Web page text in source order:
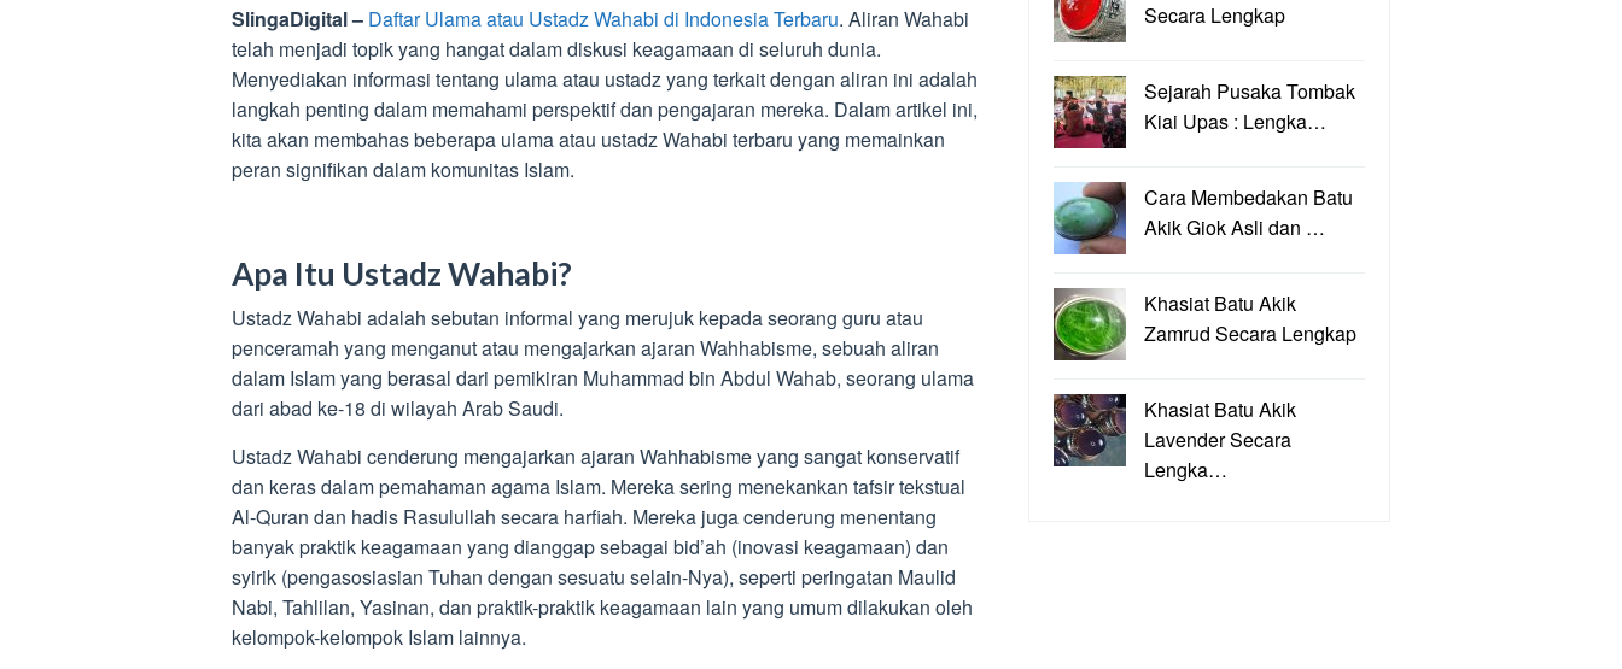
SlingaDigital – Daftar Ulama atau Ustadz Wahabi di Indonesia Terbaru. Aliran Wahabi
telah menjadi topik yang hangat dalam diskusi keagamaan di seluruh dunia.
Menyediakan informasi tentang ulama atau ustadz yang terkait dengan aliran ini adalah
langkah penting dalam memahami perspektif dan pengajaran mereka. Dalam artikel ini,
kita akan membahas beberapa ulama atau ustadz Wahabi terbaru yang memainkan
peran signifikan dalam komunitas Islam.
Apa Itu Ustadz Wahabi?
Ustadz Wahabi adalah sebutan informal yang merujuk kepada seorang guru atau
penceramah yang menganut atau mengajarkan ajaran Wahhabisme, sebuah aliran
dalam Islam yang berasal dari pemikiran Muhammad bin Abdul Wahab, seorang ulama
dari abad ke-18 di wilayah Arab Saudi.
Ustadz Wahabi cenderung mengajarkan ajaran Wahhabisme yang sangat konservatif
dan keras dalam pemahaman agama Islam. Mereka sering menekankan tafsir tekstual
Al-Quran dan hadis Rasulullah secara harfiah. Mereka juga cenderung menentang
banyak praktik keagamaan yang dianggap sebagai bid’ah (inovasi keagamaan) dan
syirik (pengasosiasian Tuhan dengan sesuatu selain-Nya), seperti peringatan Maulid
Nabi, Tahlilan, Yasinan, dan praktik-praktik keagamaan lain yang umum dilakukan oleh
kelompok-kelompok Islam lainnya.
Secara Lengkap
Sejarah Pusaka Tombak
Kiai Upas : Lengka…
Cara Membedakan Batu
Akik Giok Asli dan …
Khasiat Batu Akik
Zamrud Secara Lengkap
Khasiat Batu Akik
Lavender Secara
Lengka…